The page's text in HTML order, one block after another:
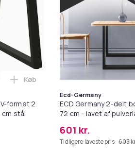
formet 2
stål
Læg vidaXL spisebordsben V-
Køb
Ecd-Germany
ECD Germany 2-delt
72 cm - lavet af
bordrammesæt,
bordfødder, bordfod
601 kr.
Tidligere laveste pris: 603